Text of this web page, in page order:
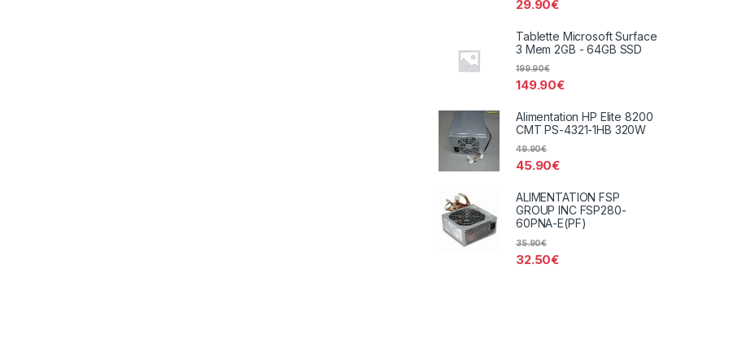
29.90€
Tablette Microsoft Surface
3 Mem 2GB - 64GB SSD
149.90€
199.90€
Alimentation HP Elite 8200
CMT PS-4321-1HB 320W
45.90€
49.90€
ALIMENTATION FSP
GROUP INC FSP280-
60PNA-E(PF)
32.50€
35.90€